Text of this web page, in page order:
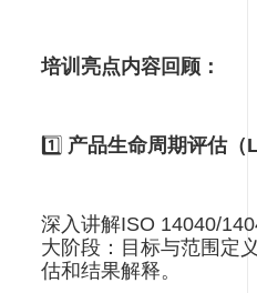
培训亮点内容回顾：
1️⃣ 产品生命周期评估（
深入讲解ISO 14040/
大阶段：目标与范围定
估和结果解释。